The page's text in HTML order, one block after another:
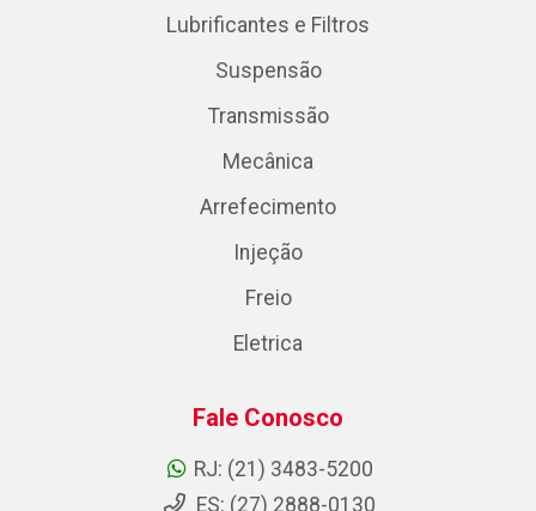
Lubrificantes e Filtros
Suspensão
Transmissão
Mecânica
Arrefecimento
Injeção
Freio
Eletrica
Fale Conosco
RJ: (21) 3483-5200
ES: (27) 2888-0130